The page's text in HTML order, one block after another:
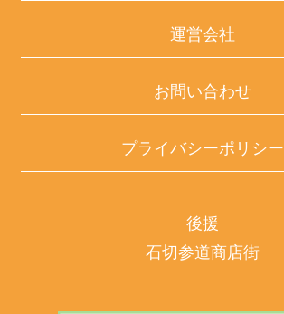
運営会社
お問い合わせ
プライバシーポリシー
後援
石切参道商店街